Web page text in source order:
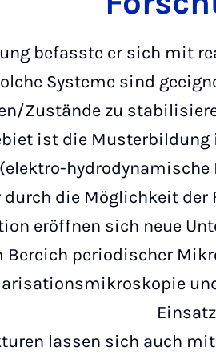
befasste er sich mit
Systeme sind
Zustände zu
ist die
durch die Möglichkeit
eröffnen sich neue
Bereich periodischer
lassen sich auch